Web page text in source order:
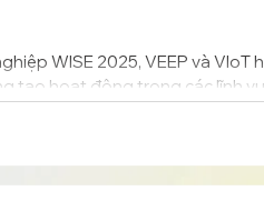
WISE 2025, VEEP và VIoT
tạo hoạt động trong các lĩnh